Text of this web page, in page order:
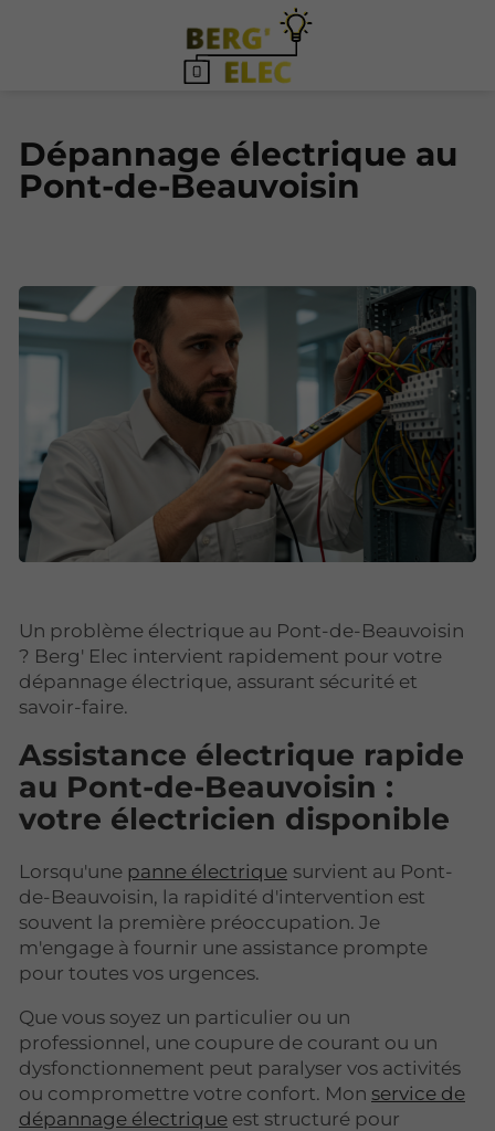
Dépannage électrique au
Pont-de-Beauvoisin
Un problème électrique au Pont-de-Beauvoisin
? Berg' Elec intervient rapidement pour votre
dépannage électrique, assurant sécurité et
savoir-faire.
Assistance électrique rapide
au Pont-de-Beauvoisin :
votre électricien disponible
Lorsqu'une panne électrique survient au Pont-
de-Beauvoisin, la rapidité d'intervention est
souvent la première préoccupation. Je
m'engage à fournir une assistance prompte
pour toutes vos urgences.
Que vous soyez un particulier ou un
professionnel, une coupure de courant ou un
dysfonctionnement peut paralyser vos activités
ou compromettre votre confort. Mon service de
dépannage électrique est structuré pour